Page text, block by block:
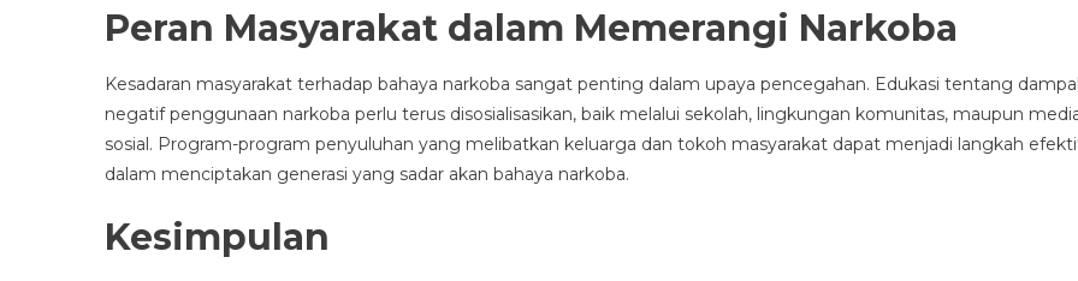
Peran Masyarakat dalam Memerangi Narkoba
Kesadaran masyarakat terhadap bahaya narkoba sangat penting dalam upaya pencegahan. Edukasi tentang
negatif penggunaan narkoba perlu terus disosialisasikan, baik melalui sekolah, lingkungan komunitas, maupun
sosial. Program-program penyuluhan yang melibatkan keluarga dan tokoh masyarakat dapat menjadi langkah
dalam menciptakan generasi yang sadar akan bahaya narkoba.
Kesimpulan